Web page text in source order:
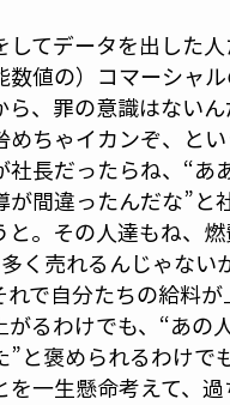
してデータを出した
数値の）コマーシャ
ら、罪の意識はない
めちゃイカンぞ、と
社長だったらね、“あ
が間違ったんだな”と
と。その人達もね、燃
く売れるんじゃない
れで自分たちの給料が
がるわけでも、“あの
”と褒められるわけで
を一生懸命考えて、